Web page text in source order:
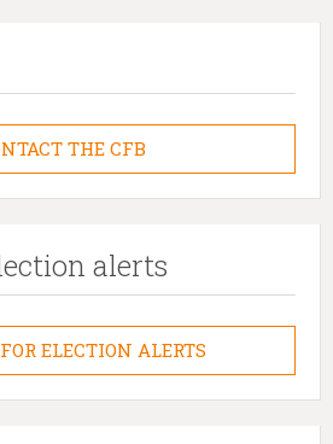
THE CFB
alerts
ELECTION ALERTS